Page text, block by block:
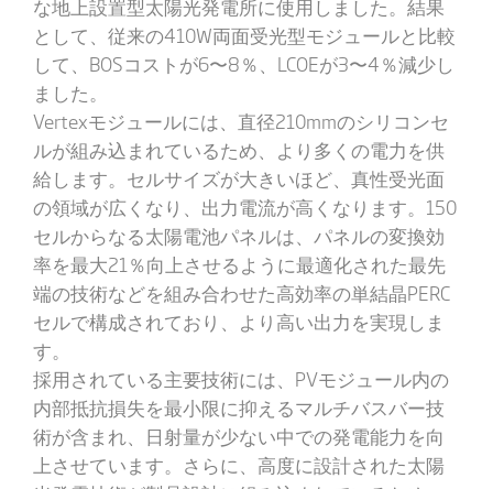
な地上設置型太陽光発電所に使用しました。結果
として、従来の410W両面受光型モジュールと比較
して、BOSコストが6〜8％、LCOEが3〜4％減少し
ました。
Vertexモジュールには、直径210mmのシリコンセ
ルが組み込まれているため、より多くの電力を供
給します。セルサイズが大きいほど、真性受光面
の領域が広くなり、出力電流が高くなります。150
セルからなる太陽電池パネルは、パネルの変換効
率を最大21％向上させるように最適化された最先
端の技術などを組み合わせた高効率の単結晶PERC
セルで構成されており、より高い出力を実現しま
す。
採用されている主要技術には、PVモジュール内の
内部抵抗損失を最小限に抑えるマルチバスバー技
術が含まれ、日射量が少ない中での発電能力を向
上させています。さらに、高度に設計された太陽